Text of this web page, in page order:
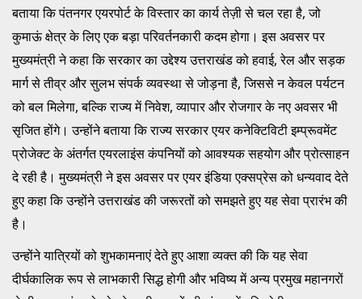
बताया कि पंतनगर एयरपोर्ट के विस्तार का कार्य तेज़ी से चल रहा है, जो
कुमाऊं क्षेत्र के लिए एक बड़ा परिवर्तनकारी कदम होगा। इस अवसर पर
मुख्यमंत्री ने कहा कि सरकार का उद्देश्य उत्तराखंड को हवाई, रेल और सड़क
मार्ग से तीव्र और सुलभ संपर्क व्यवस्था से जोड़ना है, जिससे न केवल पर्यटन
को बल मिलेगा, बल्कि राज्य में निवेश, व्यापार और रोजगार के नए अवसर भी
सृजित होंगे। उन्होंने बताया कि राज्य सरकार एयर कनेक्टिविटी इम्प्रूवमेंट
प्रोजेक्ट के अंतर्गत एयरलाइंस कंपनियों को आवश्यक सहयोग और प्रोत्साहन
दे रही है। मुख्यमंत्री ने इस अवसर पर एयर इंडिया एक्सप्रेस को धन्यवाद देते
हुए कहा कि उन्होंने उत्तराखंड की जरूरतों को समझते हुए यह सेवा प्रारंभ की
है।
उन्होंने यात्रियों को शुभकामनाएं देते हुए आशा व्यक्त की कि यह सेवा
दीर्घकालिक रूप से लाभकारी सिद्ध होगी और भविष्य में अन्य प्रमुख महानगरों